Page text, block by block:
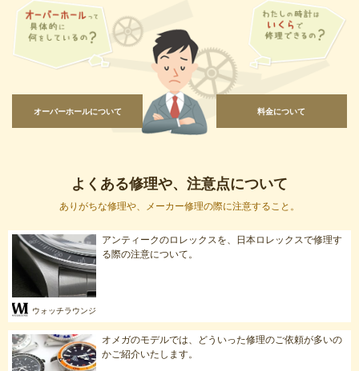
オーバーホールについて 料金について
よくある修理や、注意点について
ありがちな修理や、メーカー修理の際に注意すること。
アンティークのロレックスを、日本ロレックスで修理す
る際の注意について。
ウォッチラウンジ
オメガのモデルでは、どういった修理のご依頼が多いの
かご紹介いたします。